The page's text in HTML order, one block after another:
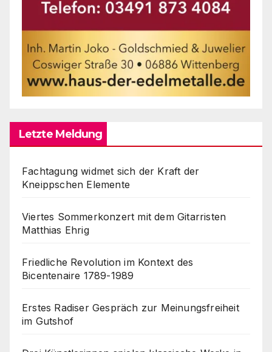
Letzte Meldung
Fachtagung widmet sich der Kraft der
Kneippschen Elemente
Viertes Sommerkonzert mit dem Gitarristen
Matthias Ehrig
Friedliche Revolution im Kontext des
Bicentenaire 1789-1989
Erstes Radiser Gespräch zur Meinungsfreiheit
im Gutshof